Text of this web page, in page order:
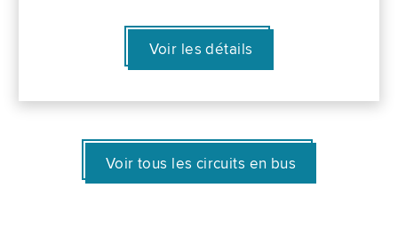
Voir les détails
Voir tous les circuits en bus